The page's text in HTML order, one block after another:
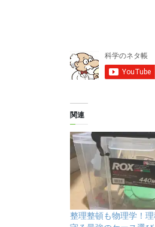
関連
整理整頓も物理学！